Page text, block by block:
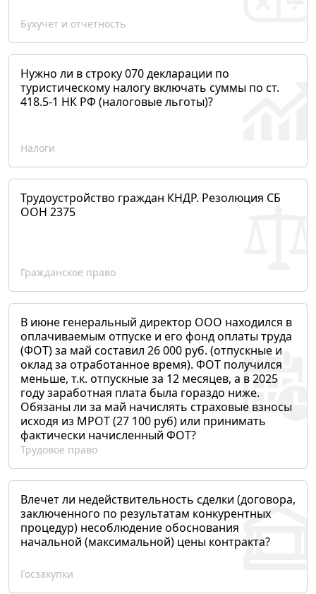
Бухучет и отчетность
Нужно ли в строку 070 декларации по
туристическому налогу включать суммы по ст.
418.5-1 НК РФ (налоговые льготы)?
Налоги
Трудоустройство граждан КНДР. Резолюция СБ
ООН 2375
Гражданское право
В июне генеральный директор ООО находился в
оплачиваемым отпуске и его фонд оплаты труда
(ФОТ) за май составил 26 000 руб. (отпускные и
оклад за отработанное время). ФОТ получился
меньше, т.к. отпускные за 12 месяцев, а в 2025
году заработная плата была гораздо ниже.
Обязаны ли за май начислять страховые взносы
исходя из МРОТ (27 100 руб) или принимать
фактически начисленный ФОТ?
Трудовое право
Влечет ли недействительность сделки (договора,
заключенного по результатам конкурентных
процедур) несоблюдение обоснования
начальной (максимальной) цены контракта?
Госзакупки